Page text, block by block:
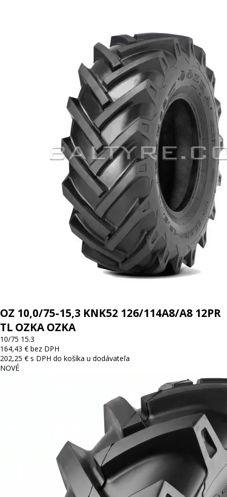
OZ 10,0/75-15,3 KNK52 126/114A8/A8 12PR
TL OZKA OZKA
10/75 15.3
164,43 € bez DPH
202,25 € s DPH do košíka u dodávateľa
NOVÉ